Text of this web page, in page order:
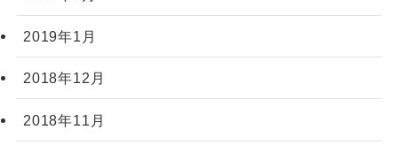
2019年1月
2018年12月
2018年11月